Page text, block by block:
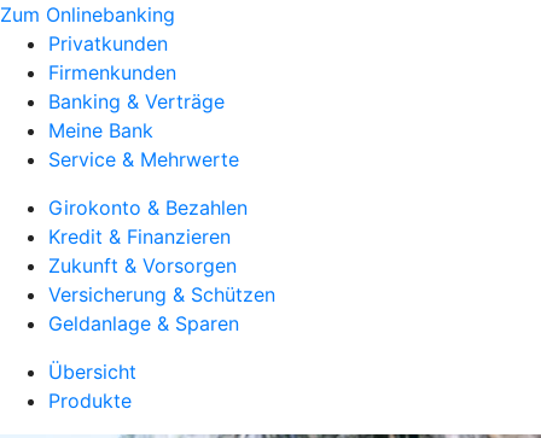
Zum Onlinebanking
Privatkunden
Firmenkunden
Banking & Verträge
Meine Bank
Service & Mehrwerte
Girokonto & Bezahlen
Kredit & Finanzieren
Zukunft & Vorsorgen
Versicherung & Schützen
Geldanlage & Sparen
Übersicht
Produkte